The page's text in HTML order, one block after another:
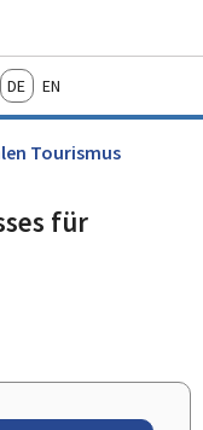
English
Tourismus
für